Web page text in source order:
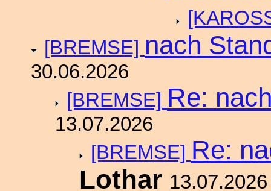
[BREMSE] nach
30.06.2026
[BREMSE] Re:
13.07.2026
[BREMSE] Re:
Lothar 13.07.2026